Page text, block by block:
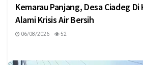
Kemarau Panjang, Desa Ciadeg
Alami Krisis Air Bersih
06/08/2026 52